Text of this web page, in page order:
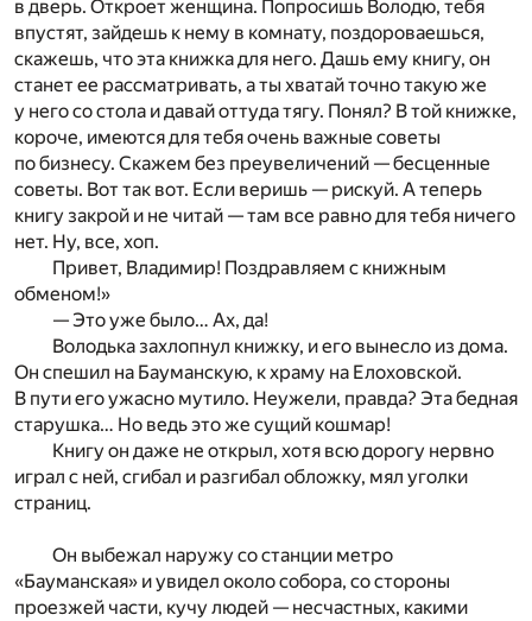
в дверь. Откроет женщина. Попросишь Володю, тебя
впустят, зайдешь к нему в комнату, поздороваешься,
скажешь, что эта книжка для него. Дашь ему книгу, он
станет ее рассматривать, а ты хватай точно такую же
у него со стола и давай оттуда тягу. Понял? В той книжке,
короче, имеются для тебя очень важные советы
по бизнесу. Скажем без преувеличений — бесценные
советы. Вот так вот. Если веришь — рискуй. А теперь
книгу закрой и не читай — там все равно для тебя ничего
нет. Ну, все, хоп.
Привет, Владимир! Поздравляем с книжным
обменом!»
— Это уже было… Ах, да!
Володька захлопнул книжку, и его вынесло из дома.
Он спешил на Бауманскую, к храму на Елоховской.
В пути его ужасно мутило. Неужели, правда? Эта бедная
старушка… Но ведь это же сущий кошмар!
Книгу он даже не открыл, хотя всю дорогу нервно
играл с ней, сгибал и разгибал обложку, мял уголки
страниц.
Он выбежал наружу со станции метро
«Бауманская» и увидел около собора, со стороны
проезжей части, кучу людей — несчастных, какими